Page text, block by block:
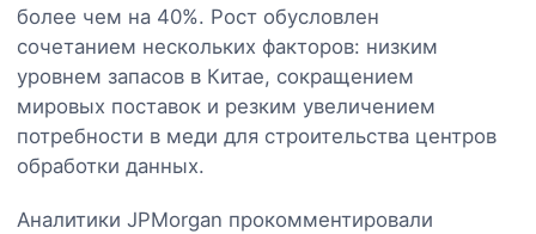
более чем на 40%. Рост обусловлен
сочетанием нескольких факторов: низким
уровнем запасов в Китае, сокращением
мировых поставок и резким увеличением
потребности в меди для строительства центров
обработки данных.
Аналитики JPMorgan прокомментировали